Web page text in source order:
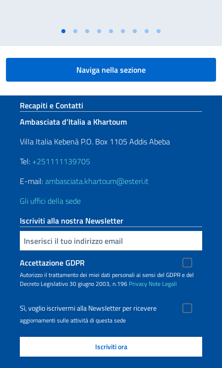
Naviga nella sezione
Sezione footer
Recapiti e Contatti
Ambasciata d’Italia a Khartoum
Villa Italia Kebenà P.O. Box 1105 Addis Abeba
Tel: +251111139705
E-mail:ambasciata.khartoum@esteri.it
Gli uffici della sede
Iscriviti alla nostra Newsletter
Inserisci la tua email
Accettazione GDPR
Autorizzo il trattamento dei miei dati personali ai sensi del GDPR e del
Decreto Legislativo 30 giugno 2003, n.196 Privacy Note Legali
Sì, voglio iscrivermi alla Newsletter per ricevere
aggiornamenti sulle attività di questa sede